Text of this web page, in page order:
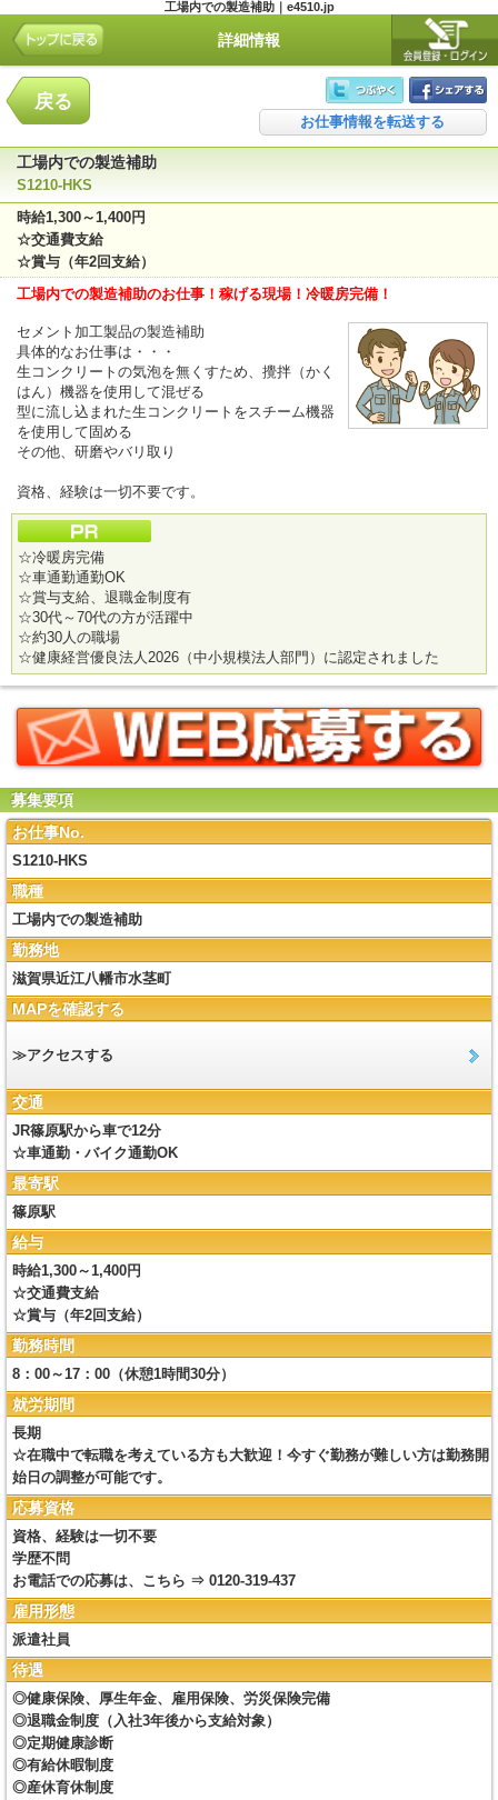
工場内での製造補助｜e4510.jp
詳細情報
戻る
お仕事情報を転送する
工場内での製造補助
S1210-HKS
時給1,300～1,400円
☆交通費支給
☆賞与（年2回支給）
工場内での製造補助のお仕事！稼げる現場！冷暖房完備！
セメント加工製品の製造補助
具体的なお仕事は・・・
生コンクリートの気泡を無くすため、攪拌（かく
はん）機器を使用して混ぜる
型に流し込まれた生コンクリートをスチーム機器
を使用して固める
その他、研磨やバリ取り
資格、経験は一切不要です。
☆冷暖房完備
☆車通勤通勤OK
☆賞与支給、退職金制度有
☆30代～70代の方が活躍中
☆約30人の職場
☆健康経営優良法人2026（中小規模法人部門）に認定されました
募集要項
お仕事No.
S1210-HKS
職種
工場内での製造補助
勤務地
滋賀県近江八幡市水茎町
MAPを確認する
≫アクセスする
交通
JR篠原駅から車で12分
☆車通勤・バイク通勤OK
最寄駅
篠原駅
給与
時給1,300～1,400円
☆交通費支給
☆賞与（年2回支給）
勤務時間
8：00～17：00（休憩1時間30分）
就労期間
長期
☆在職中で転職を考えている方も大歓迎！今すぐ勤務が難しい方は勤務開
始日の調整が可能です。
応募資格
資格、経験は一切不要
学歴不問
お電話での応募は、こちら ⇒ 0120-319-437
雇用形態
派遣社員
待遇
◎健康保険、厚生年金、雇用保険、労災保険完備
◎退職金制度（入社3年後から支給対象）
◎定期健康診断
◎有給休暇制度
◎産休育休制度